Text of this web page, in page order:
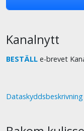
Kanalnytt
BESTÄLL e-brevet
Dataskyddsbeskrivning